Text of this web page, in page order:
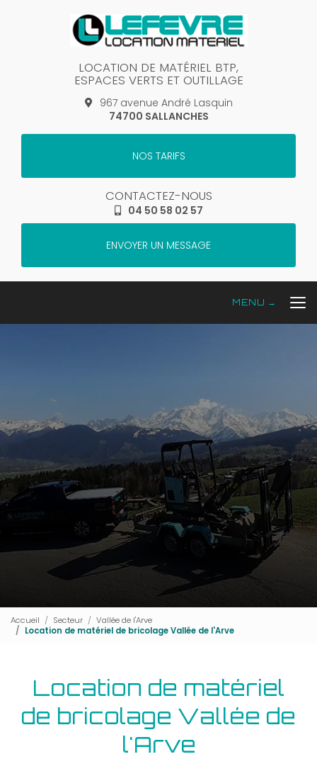
LOCATION DE MATÉRIEL BTP,
ESPACES VERTS ET OUTILLAGE
967 avenue André Lasquin
74700 SALLANCHES
NOS TARIFS
CONTACTEZ-NOUS
04 50 58 02 57
ENVOYER UN MESSAGE
Accueil Secteur
Vallée de l'Arve
Location de matériel de bricolage Vallée de l'Arve
Location de matériel
de bricolage Vallée de
l'Arve